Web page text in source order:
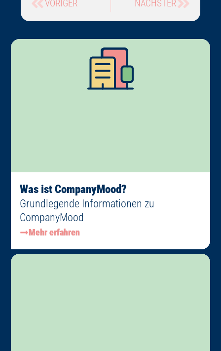
VORIGER NÄCHSTER
Was ist CompanyMood?
Grundlegende Informationen zu
CompanyMood
Mehr erfahren